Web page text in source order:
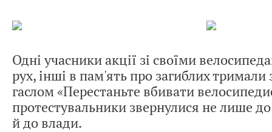
Одні учасники акції зі своїми
рух, інші в пам'ять про загиблих тримали
гаслом «Перестаньте вбивати
протестувальники звернулися не лише до
й до влади.